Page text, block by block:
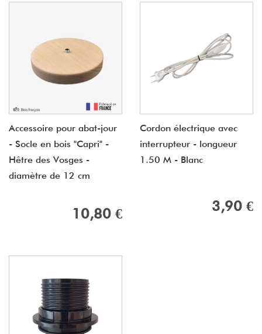
Accessoire pour abat-jour
- Socle en bois "Capri" -
Hêtre des Vosges -
diamètre de 12 cm
10,80 €
Cordon électrique avec
interrupteur - longueur
1.50 M - Blanc
3,90 €